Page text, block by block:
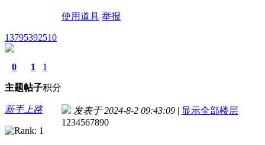
使用道具 举报
13795392510
0
主题
1
帖子
1
积分
新手上路 发表于 2024-8-2 09:43:09 | 显示全部楼层
1234567890